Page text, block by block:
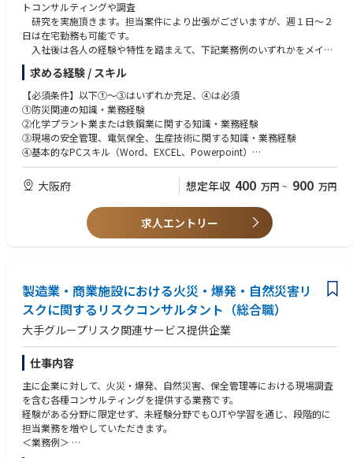
トコンサルティングや調査
研究を実施頂きます。担当案件により出張がございますが、週１日～２
日は在宅勤務も可能です。
入社後は各人の経験や特性を踏まえて、下記業務例のいずれかをメイン
としてスタートし、社内育成
プログラムに沿って経験を積み、段階的に担当領域を拡げていきます。
＜業務例＞
・クライアントの事業場を訪問し、各種リスク（火災・爆発、自然災
害、労働災害関連）を洗い出し
リスク低減に向けた改善提案を行う。加えて、クライアントの経営
層向けに調査結果を報告する。
・クライアントの従業員向けに各種セミナー・研修（火災・爆発、自
然災害、労働災害関連）を行う。
・BCP（事業継続計画）、BCM（事業継続マネジメント）に関する各
種コンサルティングを行う。
求める経験 / スキル
【必須条件】以下①～③はいずれか充足、④は必須
①防災関連の知識・業務経験
②化学プラント業または鉄鋼業に関する知識・業務経験
③現場の安全管理、電気保全、生産技術に関する知識・業務経験
④基本的なPCスキル（Word、EXCEL、Powerpoint）
【歓迎条件】
・BCP（事業継続計画）、BCM（事業継続マネジメント）に関する知識・
・統計データの分析業務経験
大阪府 想定年収 400 万円 ~ 900 万円
求人エントリー
製造業・商業施設における火災・爆発・自然災害リ
スクに関するリスクコンサルタント（総合職）
大手グループリスク関連サービス提供企業
仕事内容
主に企業に対して、火災・爆発、自然災害、保全管理等における現場調査
を含む各種コンサルティングを提供する業務です。
経験がある分野に限定せず、未経験分野でもOJTや学習を通じ、段階的に
担当業務を増やしていただきます。
＜業務例＞